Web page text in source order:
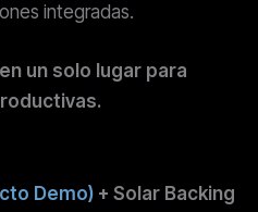
integradas.
un solo lugar para
Demo) + Solar Backing